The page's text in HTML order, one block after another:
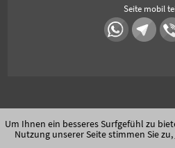
Seite mobil
Um Ihnen ein besseres Surfgefühl zu
Nutzung unserer Seite stimmen Sie zu,